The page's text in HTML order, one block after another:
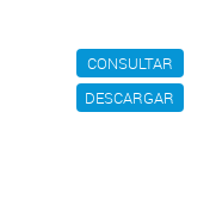
CONSULTAR
DESCARGAR